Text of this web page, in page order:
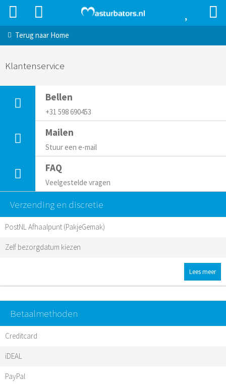
Terug naar Home
Klantenservice
Bellen
+31 598 690453
Mailen
Stuur een e-mail
FAQ
Veelgestelde vragen
Verzending en discretie
PostNL Afhaalpunt (PakjeGemak)
Zelf bezorgdatum kiezen
Lees meer
Betaalmethoden
Creditcard
iDEAL
PayPal